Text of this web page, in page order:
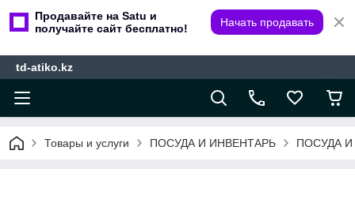
Продавайте на Satu и
получайте сайт бесплатно!
Начать продавать
td-atiko.kz
Товары и услуги ПОСУДА И ИНВЕНТАРЬ ПОСУДА